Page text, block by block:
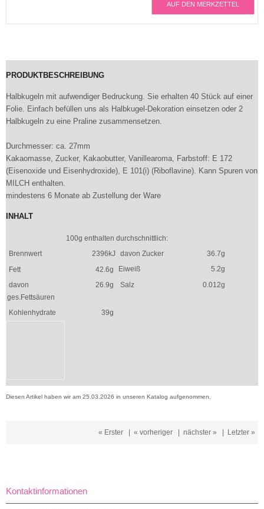
AUF DEN MERKZETTEL
PRODUKTBESCHREIBUNG
Halbkugeln mit aufwendiger Bedruckung. Sie erhalten 40 Stück auf einer
Folie. Einfach befüllen uns als Halbkugel-Dekoration einsetzen oder 2
Halbkugeln zu eine Praline zusammensetzen.
Durchmesser: ca. 27mm
Kakaomasse, Zucker, Kakaobutter, Vanillearoma, Farbstoff: E 172
(Eisenoxide und Eisenhydroxide), E 101(i) (Riboflavine). Kann Spuren von
MILCH enthalten.
mindestens 6 Monate ab Zustellung der Ware
INHALT
100g enthalten durchschnittlich:
Brennwert
2396kJ davon Zucker
36.7g
Fett
42.6g Eiweiß
5.2g
davon
ges.Fettsäuren
26.9g Salz 0.012g
Kohlenhydrate 39g
Diesen Artikel haben wir am 25.03.2026 in unseren Katalog aufgenommen.
« Erster | « vorheriger | nächster » | Letzter »
Kontaktinformationen